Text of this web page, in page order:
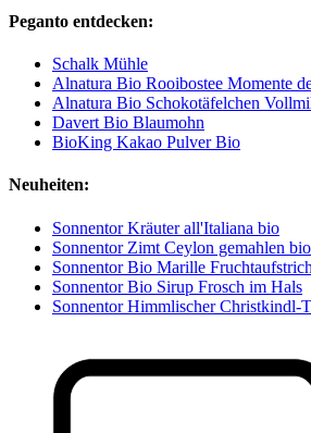
Peganto entdecken:
Schalk Mühle
Alnatura Bio Rooibostee Momente
Alnatura Bio Schokotäfelchen
Davert Bio Blaumohn
BioKing Kakao Pulver Bio
Neuheiten:
Sonnentor Kräuter all'Italiana bio
Sonnentor Zimt Ceylon gemahlen bio
Sonnentor Bio Marille
Sonnentor Bio Sirup Frosch im Hals
Sonnentor Himmlischer Christkindl-